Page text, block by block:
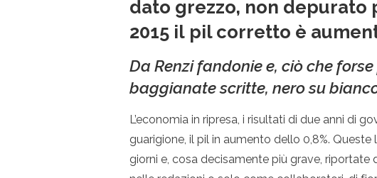
dato grezzo, non depurato
2015 il pil corretto è
Da Renzi fandonie e, ciò che
baggianate scritte, nero su
L’economia in ripresa, i risultati di due anni di
guarigione, il pil in aumento dello 0,8%.
giorni e, cosa decisamente più grave, riportate